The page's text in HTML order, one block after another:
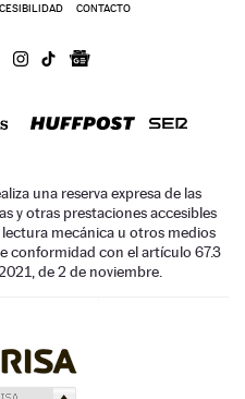
CONTACTO
una reserva expresa de las
y otras prestaciones accesibles
mecánica u otros medios
conformidad con el artículo 67.3
de 2 de noviembre.